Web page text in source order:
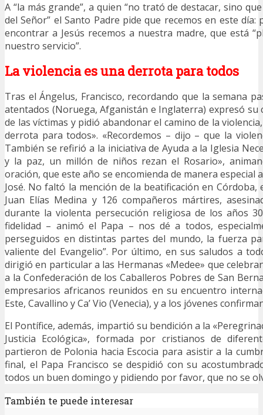
A “la más grande”, a quien “no trató de destacar, sino
del Señor” el Santo Padre pide que recemos en este día:
encontrar a Jesús recemos a nuestra madre, que está
nuestro servicio”.
La violencia es una derrota para todos
Tras el Ángelus, Francisco, recordando que la semana
atentados (Noruega, Afganistán e Inglaterra) expresó su
de las víctimas y pidió abandonar el camino de la
derrota para todos». «Recordemos – dijo – que la
También se refirió a la iniciativa de Ayuda a la Iglesia
y la paz, un millón de niños rezan el Rosario»,
oración, que este año se encomienda de manera especial
José. No faltó la mención de la beatificación en Córdoba,
Juan Elías Medina y 126 compañeros mártires,
durante la violenta persecución religiosa de los años
fidelidad – animó el Papa – nos dé a todos,
perseguidos en distintas partes del mundo, la fuerza
valiente del Evangelio”. Por último, en sus saludos a
dirigió en particular a las Hermanas «Medee» que
a la Confederación de los Caballeros Pobres de San
empresarios africanos reunidos en su encuentro
Este, Cavallino y Ca’ Vio (Venecia), y a los jóvenes
El Pontífice, además, impartió su bendición a la
Justicia Ecológica», formada por cristianos de
partieron de Polonia hacia Escocia para asistir a la
final, el Papa Francisco se despidió con su
todos un buen domingo y pidiendo por favor, que no se
También te puede interesar